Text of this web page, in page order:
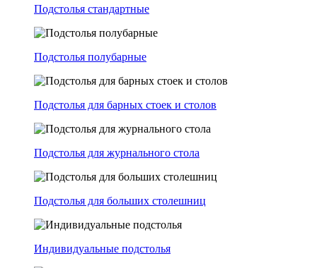
Подстолья стандартные
Подстолья полубарные
Подстолья для барных стоек и столов
Подстолья для журнального стола
Подстолья для больших столешниц
Индивидуальные подстолья